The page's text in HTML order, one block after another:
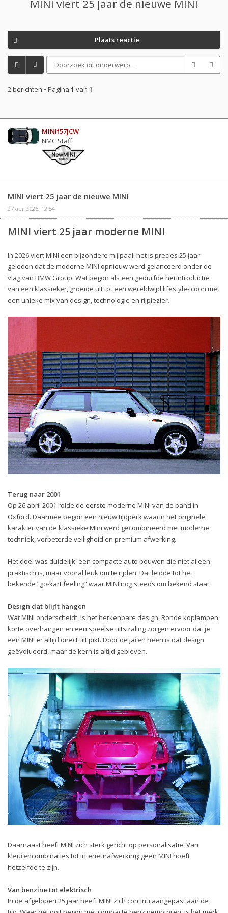
MINI viert 25 jaar de nieuwe MINI
Plaats reactie
2 berichten • Pagina 1 van 1
MINIf57JCW
NMC Staff
MINI viert 25 jaar de nieuwe MINI
27 apr 2026, 12:54
MINI viert 25 jaar moderne MINI
In 2026 viert MINI een bijzondere mijlpaal: het is precies 25 jaar
geleden dat de moderne MINI opnieuw werd gelanceerd onder de
vlag van BMW Group. Wat begon als een gedurfde herintroductie
van een klassieker, groeide uit tot een wereldwijd lifestyle-icoon met
een unieke mix van design, technologie en rijplezier.
Terug naar 2001
Op 26 april 2001 rolde de eerste moderne MINI van de band in
Oxford. Daarmee begon een nieuw tijdperk waarin het originele
karakter van de klassieke Mini werd gecombineerd met moderne
techniek, verbeterde veiligheid en premium afwerking.
Het doel was duidelijk: een compacte auto bouwen die niet alleen
praktisch is, maar vooral leuk om te rijden. Dat leidde tot het
bekende “go-kart feeling” waar MINI nog steeds om bekend staat.
Design dat blijft hangen
Wat MINI onderscheidt, is het herkenbare design. Ronde koplampen,
korte overhangen en een speelse uitstraling zorgen ervoor dat je
een MINI er altijd direct uit pikt. Door de jaren heen is dat design
geëvolueerd, maar de kern is altijd gebleven.
Daarnaast heeft MINI zich sterk gericht op personalisatie. Van
kleurencombinaties tot interieurafwerking: geen MINI hoeft
hetzelfde te zijn.
Van benzine tot elektrisch
In de afgelopen 25 jaar heeft MINI zich continu aangepast aan de